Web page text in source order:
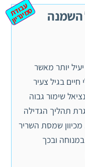
השמנה
ע
ב
וד
ת
ס
מ
ינ
ר
יון
יותר מאשר
בגיל צעיר
שימור גבוה
תהליך הגדילה
שמסת השריר
ובכך